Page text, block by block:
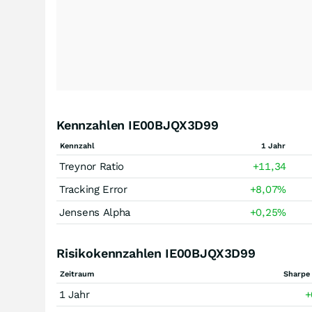
Kennzahlen IE00BJQX3D99
Kennzahl 1 Jahr
Treynor Ratio +11,34
Tracking Error
+8,07%
Jensens Alpha
+0,25%
Risikokennzahlen IE00BJQX3D99
Zeitraum Sharpe
1 Jahr